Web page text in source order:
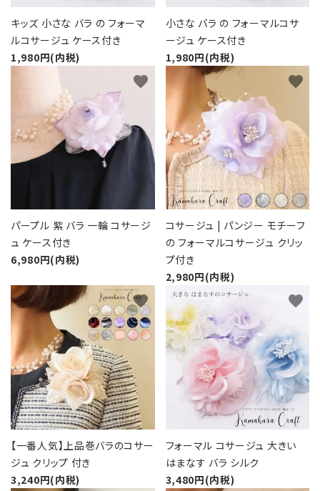
キッズ 小さな バラ の フォーマ
ルコサージュ ケース付き
1,980円(内税)
小さな バラ の フォーマルコサ
ージュ ケース付き
1,980円(内税)
パープル 紫 バラ 一輪 コサージ
ュ ケース付き
6,980円(内税)
favorite
コサージュ | パンジー モチーフ
の フォーマルコサージュ クリッ
プ付き
2,980円(内税)
favorite
【一番人気】上品巻バラのコサー
ジュ クリップ 付き
3,240円(内税)
favorite
フォーマル コサージュ 大きい
はまなす バラ シルク
3,480円(内税)
favorite